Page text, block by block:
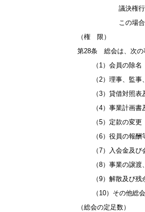
議決権行使書面
この場合において
（権 限）
第28条 総会は、次の
（1）会員の除名
（2）理事、監事、
（3）貸借対照表及
（4）事業計画書
（5）定款の変更
（6）役員の報酬
（7）入会金及び
（8）事業の譲渡
（9）解散及び残
（10）その他総会
（総会の定足数）